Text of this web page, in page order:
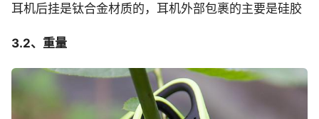
耳机后挂是钛合金材质的，耳机外部包裹的主要是硅胶
3.2、重量